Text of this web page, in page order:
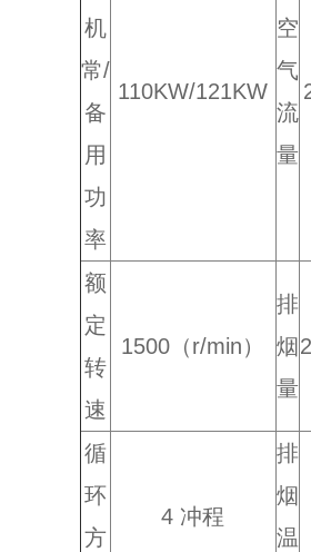
机
常/
备
用
功
率
110KW/121KW
空
气
流
量
额
定
转
速
1500（r/min）
排
烟
量
循
环
方
4 冲程
排
烟
温